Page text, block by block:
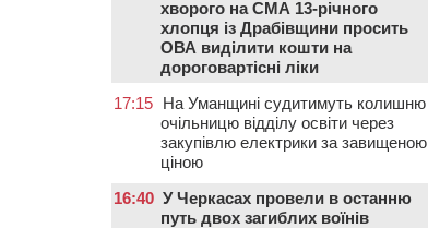
хворого на СМА 13-річного
хлопця із Драбівщини просить
ОВА виділити кошти на
дороговартісні ліки
17:15 На Уманщині судитимуть колишню
очільницю відділу освіти через
закупівлю електрики за завищеною
ціною
16:40 У Черкасах провели в останню
путь двох загиблих воїнів